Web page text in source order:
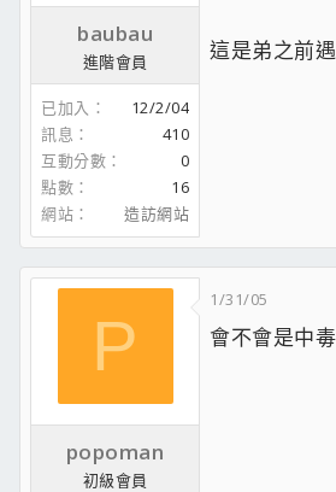
baubau
進階會員
已加入
12/2/04
訊息
410
互動分數
0
點數
16
網站
造訪網站
這是弟之前
P
popoman
初級會員
1/31/05
會不會是中